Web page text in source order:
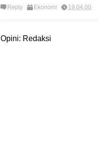
Reply Ekonomi 19.04.00
Opini: Redaksi